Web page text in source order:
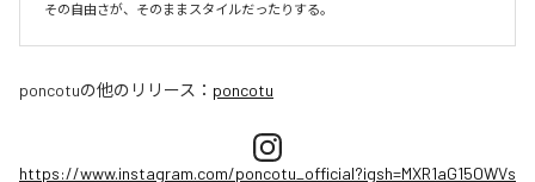
その自由さが、そのままスタイルだったりする。
poncotuの他のリリース： poncotu
https://www.instagram.com/poncotu_official?igsh=MXR1aG15OWVs